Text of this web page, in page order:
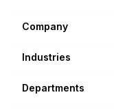
Company
Industries
Departments